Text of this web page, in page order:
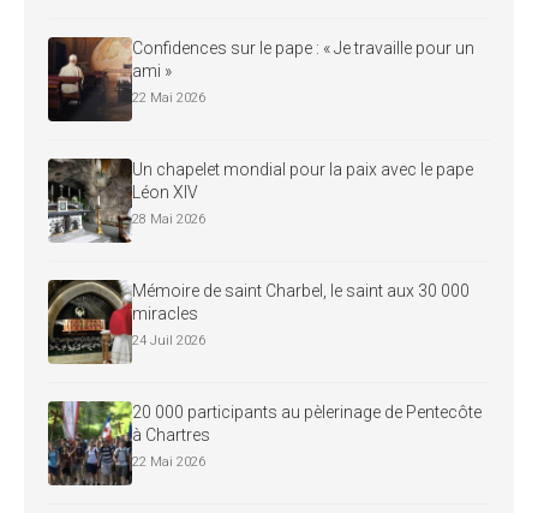
Confidences sur le pape : « Je travaille pour un
ami »
22 Mai 2026
Un chapelet mondial pour la paix avec le pape
Léon XIV
28 Mai 2026
Mémoire de saint Charbel, le saint aux 30 000
miracles
24 Juil 2026
20 000 participants au pèlerinage de Pentecôte
à Chartres
22 Mai 2026